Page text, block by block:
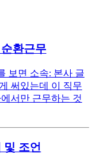
환근무
보면 소속: 본사 글
써있는데 이 직무
서만 근무하는 것
조언